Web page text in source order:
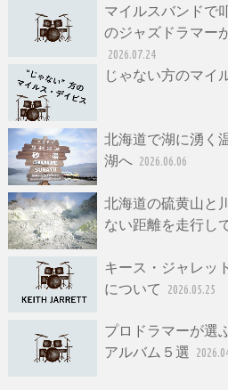
マイルスバンドで
のジャズドラマー
2026.07.24
じゃない方のマイ
北海道で湖に湧く
湖へ 2026.06.06
北海道の硫黄山と
ない距離を走行し
キース・ジャレッ
について
2026.05.25
プロドラマーが選
アルバム５選